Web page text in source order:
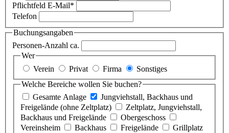
Pflichtfeld E-Mail*
Telefon
Buchungsangaben
Personen-Anzahl ca.
Wer
Verein
Privat Firma
Sonstiges
Welche Bereiche wollen Sie buchen?
Gesamte Anlage
Jungviehstall, Backhaus und
Freigelände (ohne Zeltplatz)
Zeltplatz, Jungviehstall,
Backhaus und Freigelände
Obergeschoss
Vereinsheim
Backhaus Freigelände
Grillplatz